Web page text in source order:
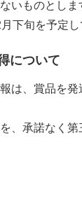
いものとしま
下旬を予定し
について
は、賞品を
、承諾なく